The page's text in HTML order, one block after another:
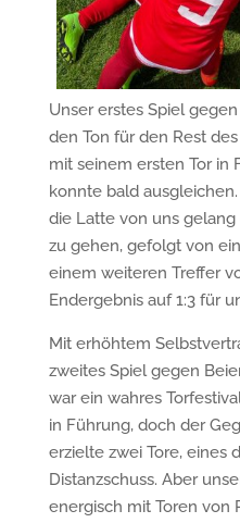
Unser erstes Spiel
den Ton für den Rest
mit seinem ersten Tor in
konnte bald
die Latte von uns
zu gehen, gefolgt von
einem weiteren Treffer
Endergebnis auf 1:3 für
Mit erhöhtem
zweites Spiel gegen
war ein wahres
in Führung, doch der
erzielte zwei Tore, eines
Distanzschuss. Aber
energisch mit Toren von